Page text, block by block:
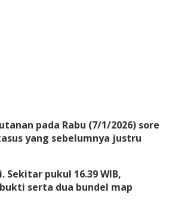
pada Rabu (7/1/2026) sore
yang sebelumnya justru
pukul 16.39 WIB,
serta dua bundel map